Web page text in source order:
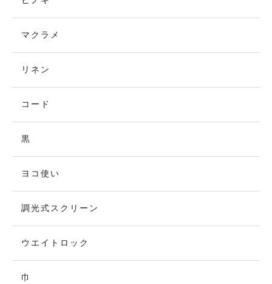
マクラメ
リネン
コード
黒
ヨコ使い
調光式スクリーン
ウエイトロック
巾